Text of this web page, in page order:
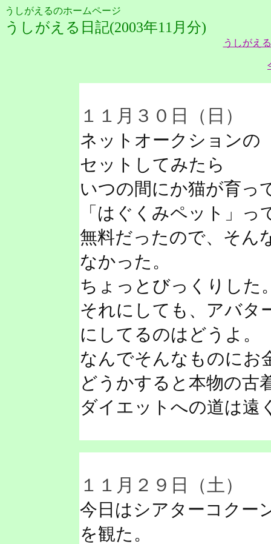
うしがえるのホームページ
うしがえる日記(2003年11月分)
うしがえ
１１月３０日（日）
ネットオークションの
セットしてみたら
いつの間にか猫が育っ
「はぐくみペット」
無料だったので、そん
なかった。
ちょっとびっくりした
それにしても、アバタ
にしてるのはどうよ。
なんでそんなものにお
どうかすると本物の古
ダイエットへの道は遠
１１月２９日（土）
今日はシアターコクー
を観た。